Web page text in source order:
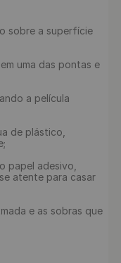
sobre a superfície
uma das pontas e
a película
de plástico,
papel adesivo,
atente para casar
e as sobras que